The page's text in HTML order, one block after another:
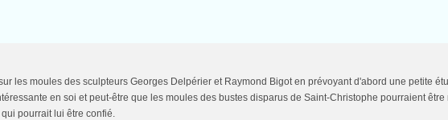
les moules des sculpteurs Georges Delpérier et Raymond Bigot en prévoyant d'abord une petite
en soi et peut-être que les moules des bustes disparus de Saint-Christophe pourraient être
pourrait lui être confié.